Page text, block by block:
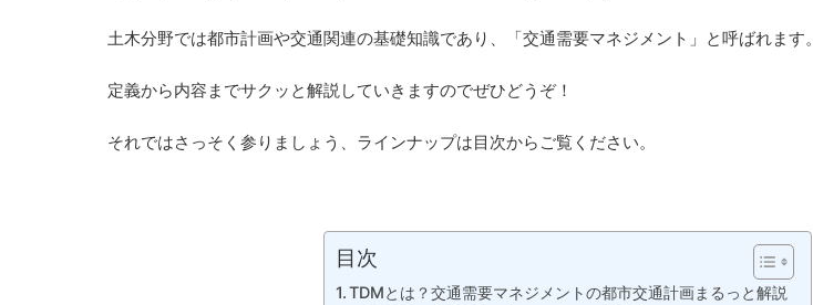
土木分野では都市計画や交通関連の基礎知識であり、「交通需要マネジメント」と呼ばれます。
定義から内容までサクッと解説していきますのでぜひどうぞ！
それではさっそく参りましょう、ラインナップは目次からご覧ください。
目次
TDMとは？交通需要マネジメントの都市交通計画まるっと解説